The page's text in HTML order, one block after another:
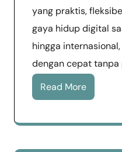
yang praktis,
gaya hidup digital
hingga
dengan cepat
Read More